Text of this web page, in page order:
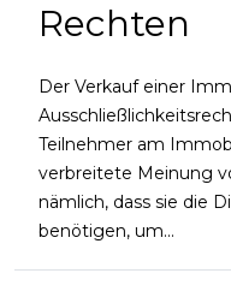
Rechten
Der Verkauf einer
Teilnehmer am
verbreitete Meinung
nämlich, dass sie die
benötigen, um...